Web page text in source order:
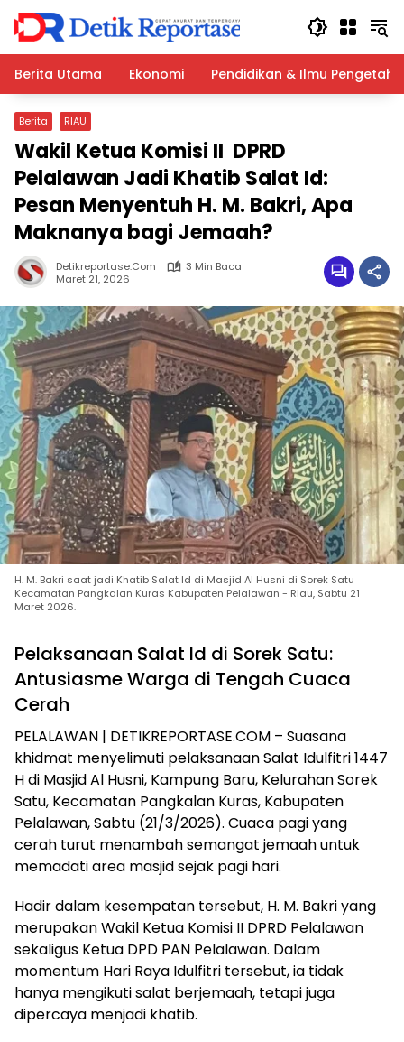
Langsung
konten
Berita Utama
Ekonomi Pendidikan & Ilmu
Berita RIAU
Wakil Ketua Komisi II DPRD
Pelalawan Jadi Khatib Salat Id:
Pesan Menyentuh H. M. Bakri, Apa
Maknanya bagi Jemaah?
Detikreportase.com
3 Min Baca
Maret 21, 2026
H. M. Bakri saat jadi Khatib Salat Id di Masjid Al Husni di Sorek Satu
Kecamatan Pangkalan Kuras Kabupaten Pelalawan - Riau, Sabtu 21
Maret 2026.
Pelaksanaan Salat Id di Sorek Satu:
Antusiasme Warga di Tengah Cuaca
Cerah
PELALAWAN | DETIKREPORTASE.COM – Suasana
khidmat menyelimuti pelaksanaan Salat Idulfitri 1447
H di Masjid Al Husni, Kampung Baru, Kelurahan Sorek
Satu, Kecamatan Pangkalan Kuras, Kabupaten
Pelalawan, Sabtu (21/3/2026). Cuaca pagi yang
cerah turut menambah semangat jemaah untuk
memadati area masjid sejak pagi hari.
Hadir dalam kesempatan tersebut, H. M. Bakri yang
merupakan Wakil Ketua Komisi II DPRD Pelalawan
sekaligus Ketua DPD PAN Pelalawan. Dalam
momentum Hari Raya Idulfitri tersebut, ia tidak
hanya mengikuti salat berjemaah, tetapi juga
dipercaya menjadi khatib.